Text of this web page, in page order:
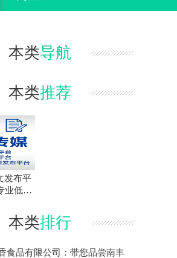
本类导航
本类推荐
发布平
业低价
本类排行
食品有限公司：带您品尝南丰